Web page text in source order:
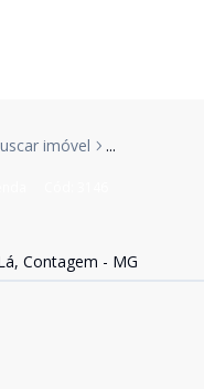
imóvel ...
Contagem - MG